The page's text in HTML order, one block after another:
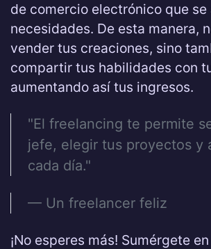
de comercio electrónico que
necesidades. De esta manera,
vender tus creaciones, sino
compartir tus habilidades con
aumentando así tus ingresos.
"El freelancing te permite
jefe, elegir tus proyectos y
cada día."
— Un freelancer feliz
¡No esperes más! Sumérgete